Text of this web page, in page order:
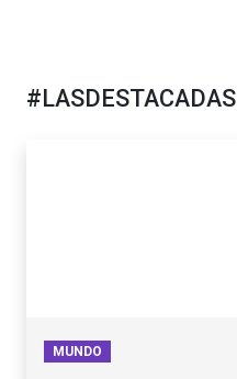
#LASDESTACADAS
MUNDO